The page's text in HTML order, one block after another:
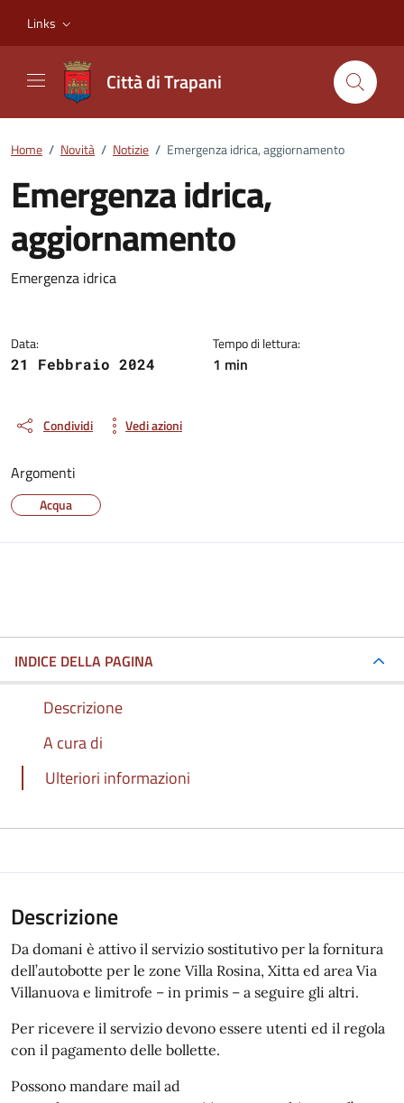
Links
Città di Trapani
Home / Novità / Notizie / Emergenza idrica, aggiornamento
Emergenza idrica,
aggiornamento
Dettagli della notizia
Emergenza idrica
Data:
21 Febbraio 2024
Tempo di lettura:
1 min
Condividi Vedi azioni
Argomenti
Acqua
INDICE DELLA PAGINA
Descrizione
A cura di
Ulteriori informazioni
Descrizione
Da domani è attivo il servizio sostitutivo per la fornitura
dell’autobotte per le zone Villa Rosina, Xitta ed area Via
Villanuova e limitrofe – in primis – a seguire gli altri.
Per ricevere il servizio devono essere utenti ed il regola
con il pagamento delle bollette.
Possono mandare mail ad